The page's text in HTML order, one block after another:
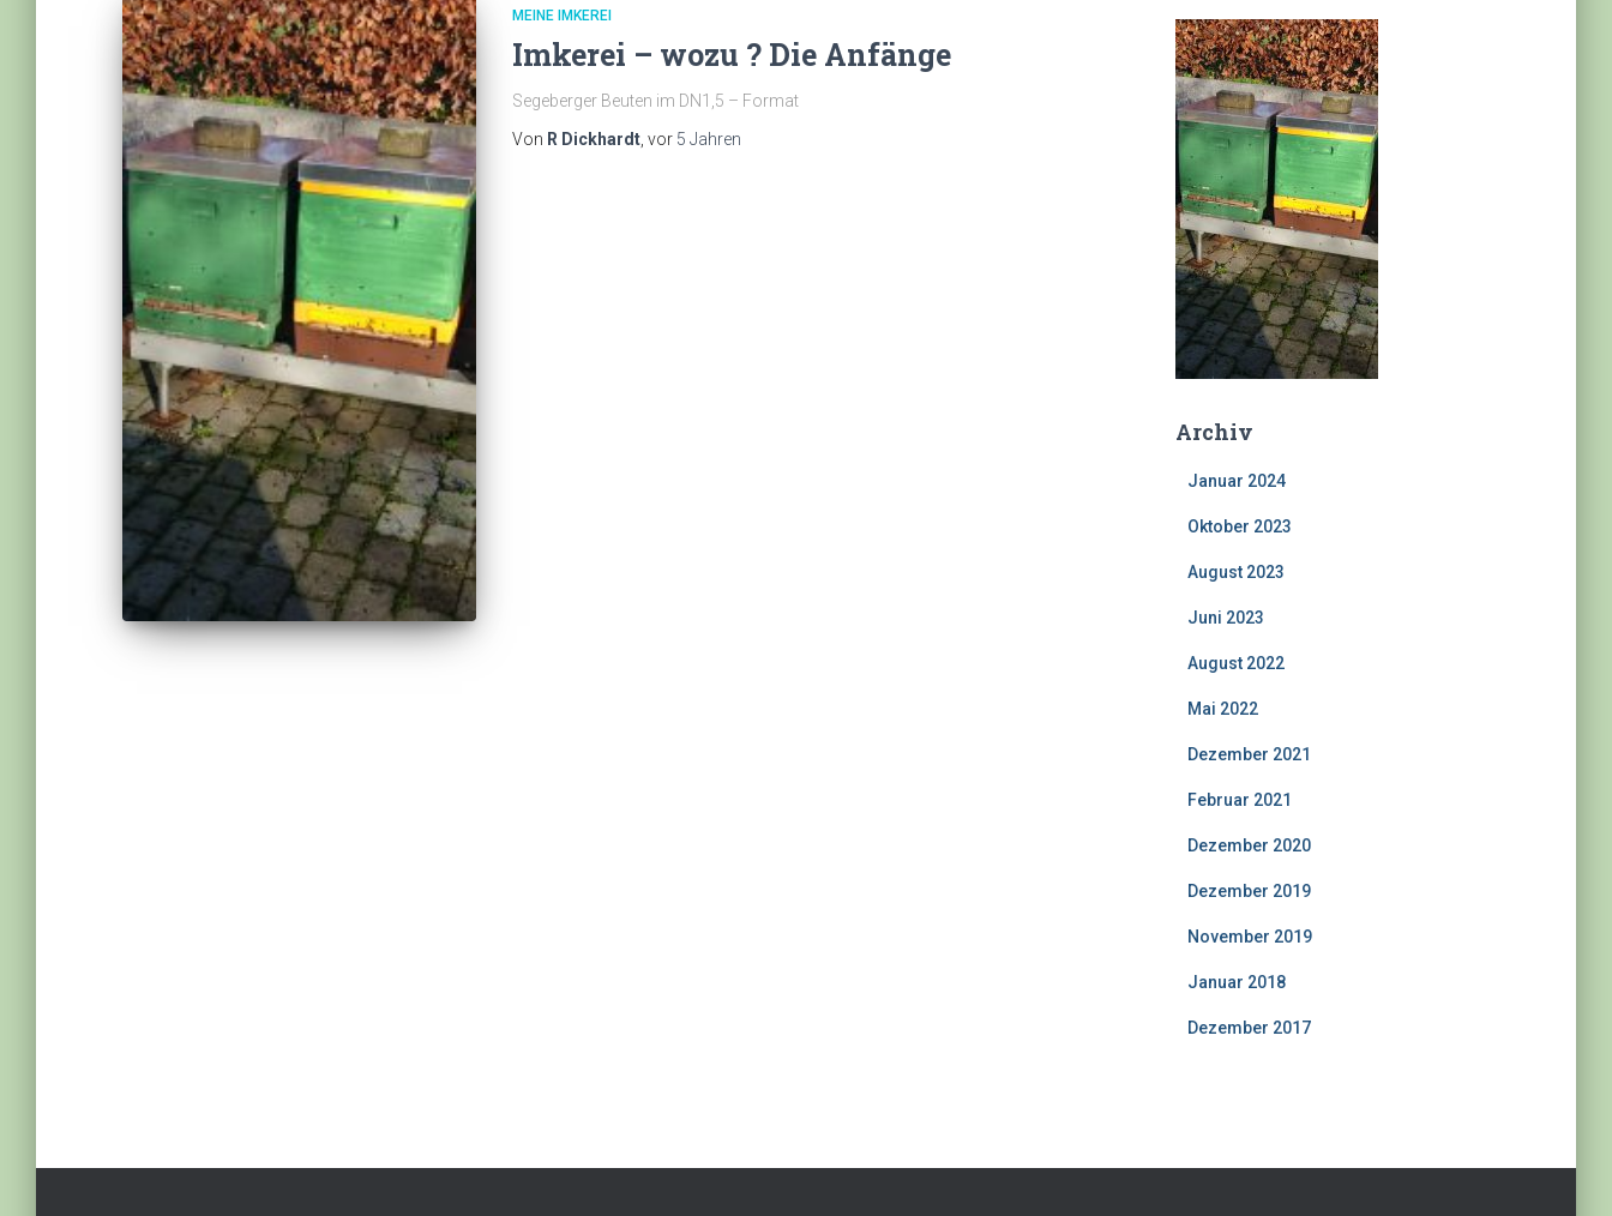
MEINE IMKEREI
Imkerei – wozu ? Die Anfänge
Segeberger Beuten im DN1,5 – Format
Von R Dickhardt , vor 5 Jahren
Archiv
Januar 2024
Oktober 2023
August 2023
Juni 2023
August 2022
Mai 2022
Dezember 2021
Februar 2021
Dezember 2020
Dezember 2019
November 2019
Januar 2018
Dezember 2017